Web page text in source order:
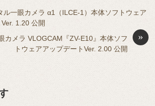
s
ル一眼カメラ α1（ILCE-1）本体ソフトウェア
1.20 公開
»
カメラ VLOGCAM『ZV-E10』本体ソフ
トウェアアップデートVer. 2.00 公開